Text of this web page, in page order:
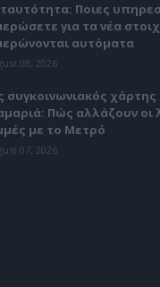
Ποιες
για τα νέα
αυτόματα
08, 2026
συγκοινωνιακός χάρτης
Πώς αλλάζουν οι
με το Μετρό
07, 2026